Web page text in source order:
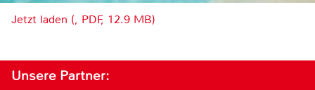
Jetzt laden (, PDF, 12.9 MB)
Unsere Partner: